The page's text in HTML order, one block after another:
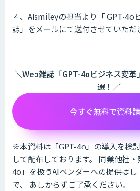
４、AIsmileyの担当より「 GPT-4o
誌」をメールにて送付させていただ
＼Web雑誌「GPT-4oビジネス変革
選！／
今すぐ無料で資料
※本資料は「GPT-4o」の導入を検
して配布しております。 同業他社
4o」を扱うAIベンダーへの提供はし
で、 あしからずご了承ください。